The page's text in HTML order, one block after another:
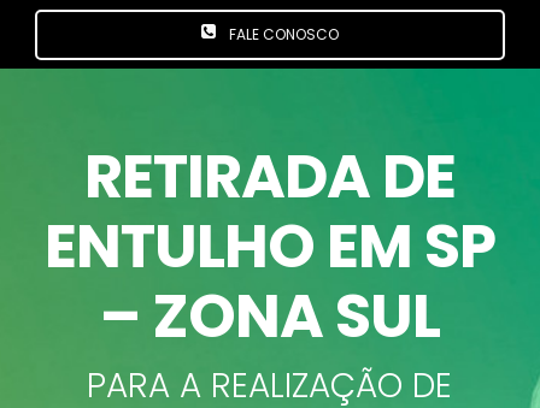
FALE CONOSCO
RETIRADA DE
ENTULHO EM SP
– ZONA SUL
PARA A REALIZAÇÃO DE